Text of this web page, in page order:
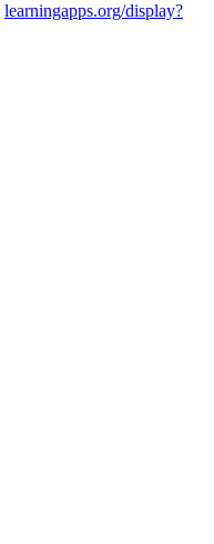
learningapps.org/display?